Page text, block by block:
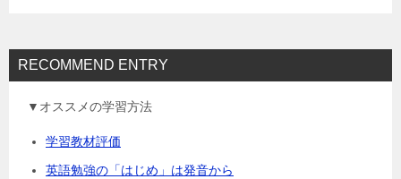
RECOMMEND ENTRY
▼オススメの学習方法
学習教材評価
英語勉強の「はじめ」は発音から